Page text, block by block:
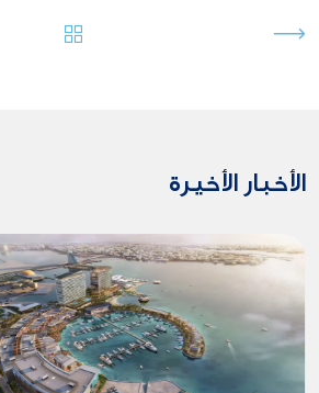
الأخبار الأخيرة